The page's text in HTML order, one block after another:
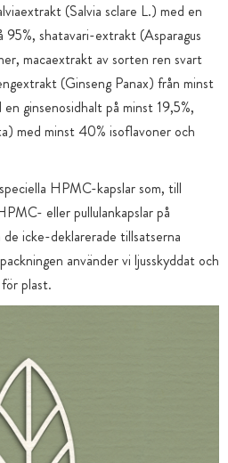
(Salvia sclare L.) med en
95%, shatavari-extrakt (Asparagus
macaextrakt av sorten ren svart
(Ginseng Panax) från minst
ginsenosidhalt på minst 19,5%,
med minst 40% isoflavoner och
HPMC-kapslar som, till
eller pullulankapslar på
icke-deklarerade tillsatserna
använder vi ljusskyddat och
plast.